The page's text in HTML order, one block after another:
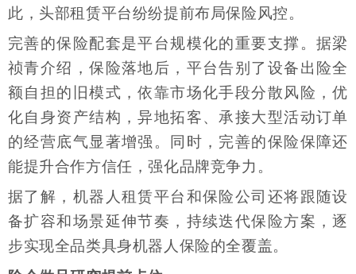
此，头部租赁平台纷纷提前布局保险风控。
完善的保险配套是平台规模化的重要支撑。据梁
祯青介绍，保险落地后，平台告别了设备出险全
额自担的旧模式，依靠市场化手段分散风险，优
化自身资产结构，异地拓客、承接大型活动订单
的经营底气显著增强。同时，完善的保险保障还
能提升合作方信任，强化品牌竞争力。
据了解，机器人租赁平台和保险公司还将跟随设
备扩容和场景延伸节奏，持续迭代保险方案，逐
步实现全品类具身机器人保险的全覆盖。